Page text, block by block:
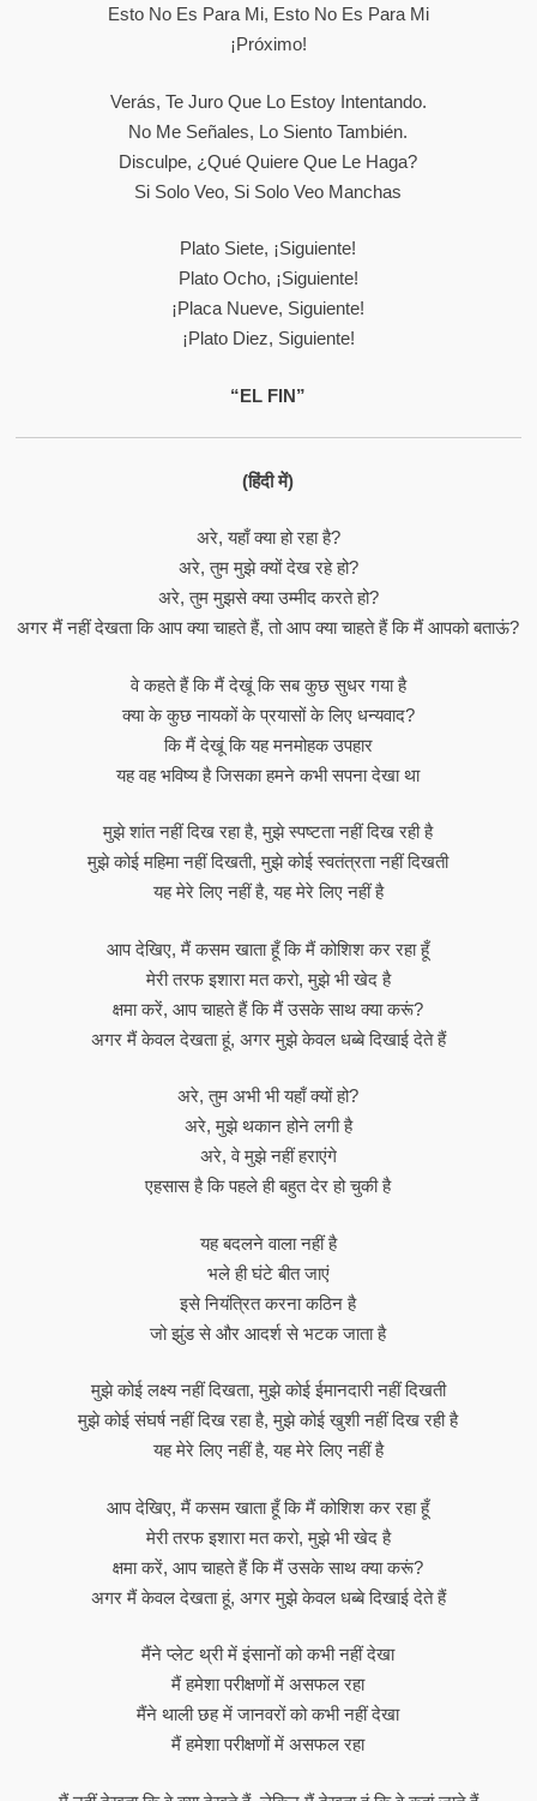
Esto No Es Para Mi, Esto No Es Para Mi
¡Próximo!
Verás, Te Juro Que Lo Estoy Intentando.
No Me Señales, Lo Siento También.
Disculpe, ¿qué Quiere Que Le Haga?
Si Solo Veo, Si Solo Veo Manchas
Plato Siete, ¡siguiente!
Plato Ocho, ¡siguiente!
¡Placa Nueve, Siguiente!
¡Plato Diez, Siguiente!
“EL FIN”
(हिंदी में)
अरे, यहाँ क्या हो रहा है?
अरे, तुम मुझे क्यों देख रहे हो?
अरे, तुम मुझसे क्या उम्मीद करते हो?
अगर मैं नहीं देखता कि आप क्या चाहते हैं, तो आप क्या चाहते हैं कि मैं आपको बताऊं?
वे कहते हैं कि मैं देखूं कि सब कुछ सुधर गया है
क्या के कुछ नायकों के प्रयासों के लिए धन्यवाद?
कि मैं देखूं कि यह मनमोहक उपहार
यह वह भविष्य है जिसका हमने कभी सपना देखा था
मुझे शांत नहीं दिख रहा है, मुझे स्पष्टता नहीं दिख रही है
मुझे कोई महिमा नहीं दिखती, मुझे कोई स्वतंत्रता नहीं दिखती
यह मेरे लिए नहीं है, यह मेरे लिए नहीं है
आप देखिए, मैं कसम खाता हूँ कि मैं कोशिश कर रहा हूँ
मेरी तरफ इशारा मत करो, मुझे भी खेद है
क्षमा करें, आप चाहते हैं कि मैं उसके साथ क्या करूं?
अगर मैं केवल देखता हूं, अगर मुझे केवल धब्बे दिखाई देते हैं
अरे, तुम अभी भी यहाँ क्यों हो?
अरे, मुझे थकान होने लगी है
अरे, वे मुझे नहीं हराएंगे
एहसास है कि पहले ही बहुत देर हो चुकी है
यह बदलने वाला नहीं है
भले ही घंटे बीत जाएं
इसे नियंत्रित करना कठिन है
जो झुंड से और आदर्श से भटक जाता है
मुझे कोई लक्ष्य नहीं दिखता, मुझे कोई ईमानदारी नहीं दिखती
मुझे कोई संघर्ष नहीं दिख रहा है, मुझे कोई खुशी नहीं दिख रही है
यह मेरे लिए नहीं है, यह मेरे लिए नहीं है
आप देखिए, मैं कसम खाता हूँ कि मैं कोशिश कर रहा हूँ
मेरी तरफ इशारा मत करो, मुझे भी खेद है
क्षमा करें, आप चाहते हैं कि मैं उसके साथ क्या करूं?
अगर मैं केवल देखता हूं, अगर मुझे केवल धब्बे दिखाई देते हैं
मैंने प्लेट थ्री में इंसानों को कभी नहीं देखा
मैं हमेशा परीक्षणों में असफल रहा
मैंने थाली छह में जानवरों को कभी नहीं देखा
मैं हमेशा परीक्षणों में असफल रहा